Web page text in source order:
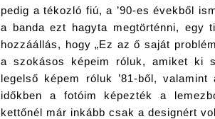
pedig a tékozló fiú, a ’90-es évekből
a banda ezt hagyta megtörténni, egy
hozzáállás, hogy „Ez az ő saját
a szokásos képeim róluk, amiket ki
legelső képem róluk ’81-ből,
időkben a fotóim képezték a
kettőnél már inkább csak a designért